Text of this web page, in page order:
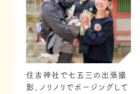
住吉神社で七五三の出張撮
影、ノリノリでポージングして